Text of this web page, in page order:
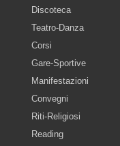
Discoteca
Teatro-Danza
Corsi
Gare-Sportive
Manifestazioni
Convegni
Riti-Religiosi
Reading